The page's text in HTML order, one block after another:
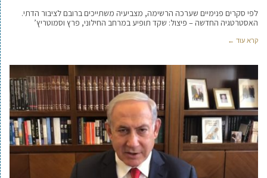
לפי סקרים פנימיים שערכה הרשימה, מצביעיה משתייכים ברובם לציבור הדתי.
האסטרטגיה החדשה – פיצול: שקד תופיע במרחב החילוני, פרץ וסמוטריץ’
קרא עוד ←